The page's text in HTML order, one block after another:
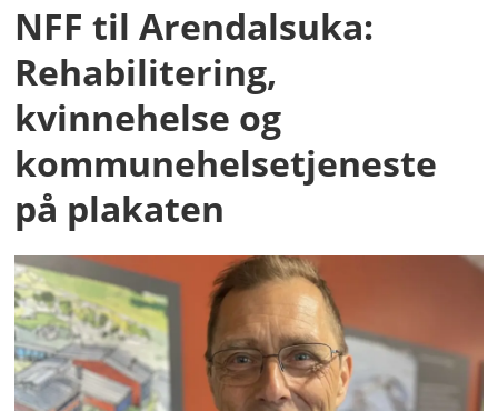
NFF til Arendalsuka:
Rehabilitering,
kvinnehelse og
kommunehelsetjeneste
på plakaten